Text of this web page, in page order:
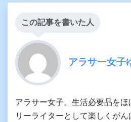
この記事を書いた人
アラサー女子
アラサー女子。生活必要品を
リーライターとして楽しくがん